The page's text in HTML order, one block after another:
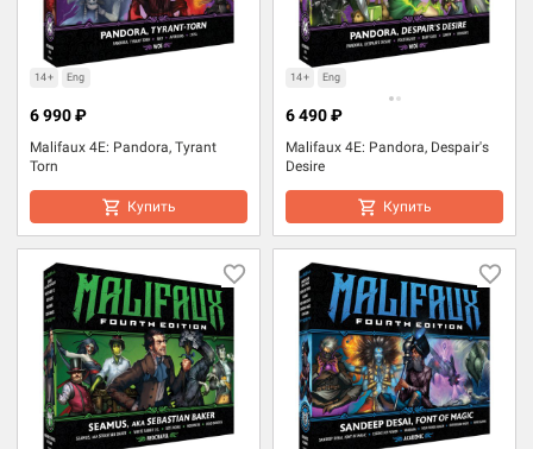
14+ Eng
Malifaux 4E: Pandora, Tyrant
Torn
6 990 ₽
Купить
14+ Eng
Malifaux 4E: Pandora, Despair's
Desire
6 490 ₽
Купить